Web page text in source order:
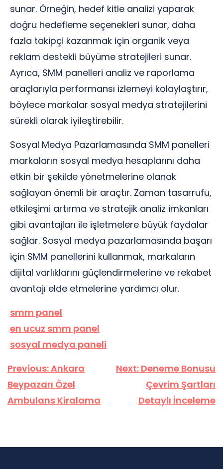
sunar. Örneğin, hedef kitle analizi yaparak
doğru hedefleme seçenekleri sunar, daha
fazla takipçi kazanmak için organik veya
reklam destekli büyüme stratejileri sunar.
Ayrıca, SMM panelleri analiz ve raporlama
araçlarıyla performansı izlemeyi kolaylaştırır,
böylece markalar sosyal medya stratejilerini
sürekli olarak iyileştirebilir.
Sosyal Medya Pazarlamasında SMM panelleri
markaların sosyal medya hesaplarını daha
etkin bir şekilde yönetmelerine olanak
sağlayan önemli bir araçtır. Zaman tasarrufu,
etkileşimi artırma ve stratejik analiz imkanları
gibi avantajları ile işletmelere büyük faydalar
sağlar. Sosyal medya pazarlamasında başarı
için SMM panellerini kullanmak, markaların
dijital varlıklarını güçlendirmelerine ve rekabet
avantajı elde etmelerine yardımcı olur.
smm panel
en ucuz smm panel
sosyal medya paneli
Yazı
gezinmesi
Previous:Ankara
Beypazarı Özel
Ambulans Kiralama
Next: Deneme Bonusu
Çevrim Şartları
Detaylı İnceleme